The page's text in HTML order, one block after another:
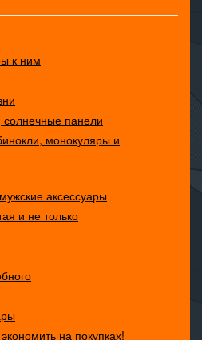
к ним
солнечные панели
монокуляры и
аксессуары
и не только
на покупках!